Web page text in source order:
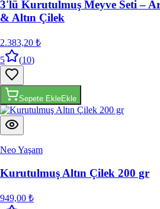
3'lü Kurutulmuş Meyve Seti –
& Altın Çilek
2.383,20 ₺
5
(10)
Sepete EkleEkle
Neo Yaşam
Kurutulmuş Altın Çilek 200 gr
949,00 ₺